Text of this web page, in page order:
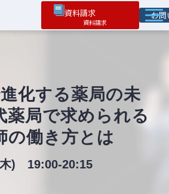
資料請求 お
オプション機能
お役立ち情報
導入事例
化する薬局の未
薬局で求められる
の働き方とは
) 19:00-20:15